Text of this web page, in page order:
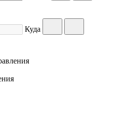
Куда